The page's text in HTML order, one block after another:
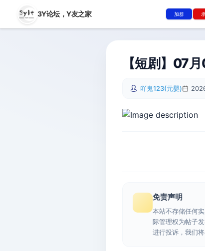
3Y论坛，Y友之家 加群
【短剧】07
吖鬼123(元婴)
免责声明
本站不存储任何
际管理权为帖子
进行投诉，我们